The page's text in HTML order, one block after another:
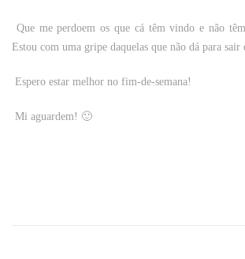
Que me perdoem os que cá têm vindo e não
Estou com uma gripe daquelas que não dá para sair
Espero estar melhor no fim-de-semana!
Mi aguardem! 🙂